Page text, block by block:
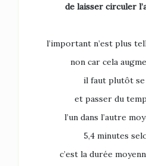
de laisser circuler
l’important n’est plus
non car cela
il faut plutôt
et passer du
l’un dans l’autre
5,4 minutes
c’est la durée